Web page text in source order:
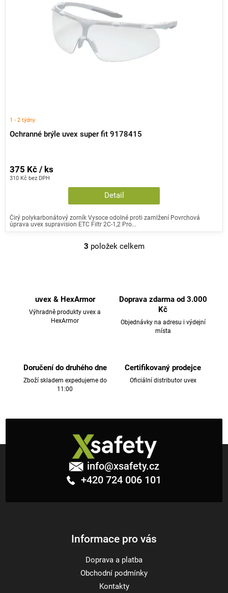
Ochranné brýle uvex super fit 9178415
1 - 2 týdny
310 Kč bez DPH
375 Kč / ks
Detail
Čirý polykarbonátový zorník Vysoce odolné proti zamlžení Povrchová
úprava uvex supravision ETC Filtr 2C-1,2 Pro...
O
ý
i
s
u
3 položek celkem
uvex & HexArmor
Výhradně produkty uvex a
HexArmor
Doprava zdarma od 3.000
Kč
Objednávky na adresu i výdejní
místa
Doručení do druhého dne
Zboží skladem expedujeme do
11:00
Certifikovaný prodejce
Oficiální distributor uvex
info@xsafety.cz
+420 724 006 101
Informace pro vás
Doprava a platba
Obchodní podmínky
Kontakty